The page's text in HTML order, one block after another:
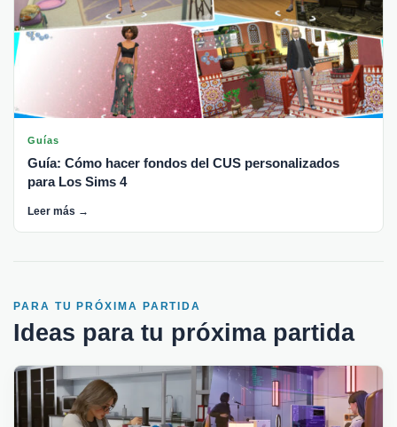
Guías
Guía: Cómo hacer fondos del CUS personalizados
para Los Sims 4
Leer más →
PARA TU PRÓXIMA PARTIDA
Ideas para tu próxima partida